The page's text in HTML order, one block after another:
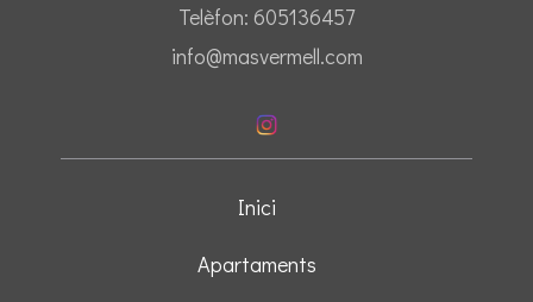
Telèfon: 605136457
info@masvermell.com
Inici
Apartaments